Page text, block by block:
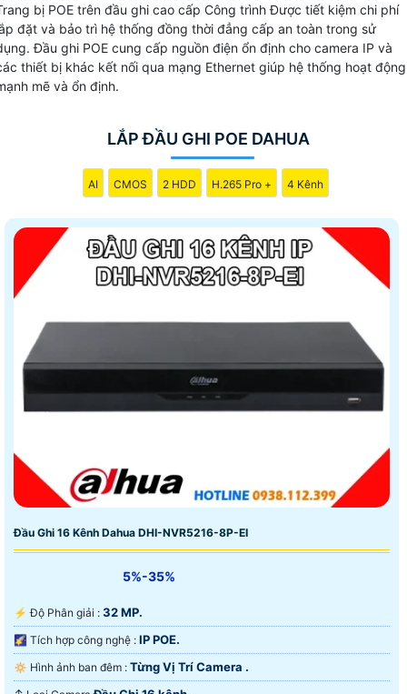
về điệncao cho toàn bộ hệ thống. Với sự linh hoạt và
quả của công nghệ PoE có thể dễ dàng mở rộng hệ
camera mà không cần lo lắng về việc phải kéo dài
dây điện.
bị POE trên đầu ghi cao cấp Công trình Được tiết kiệm chi phí
đặt và bảo trì hệ thống đồng thời đẳng cấp an toàn trong sử
Đầu ghi POE cung cấp nguồn điện ổn định cho camera IP và
thiết bị khác kết nối qua mạng Ethernet giúp hệ thống hoạt động
mẽ và ổn định.
LẮP ĐẦU GHI POE DAHUA
AI CMOS 2 HDD H.265 Pro + 4 Kênh
Đầu Ghi 16 Kênh Dahua DHI-NVR5216-8P-EI
5%-35%
️⚡ Độ Phân giải : 32 MP.
🌠 Tích hợp công nghệ : IP POE.
🔅 Hình ảnh ban đêm : Từng Vị Trí Camera .